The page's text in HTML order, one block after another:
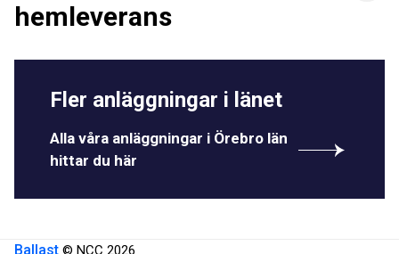
hemleverans
Fler anläggningar i länet
Alla våra anläggningar i Örebro län
hittar du här
Ballast © NCC 2026